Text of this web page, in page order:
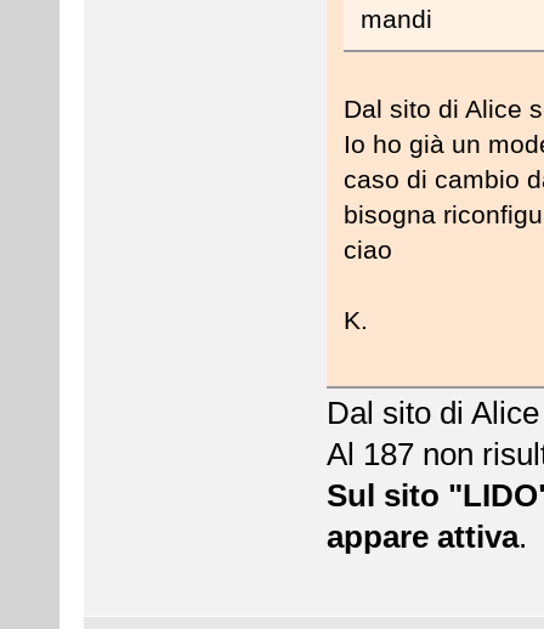
mandi
Dal sito di Alice
Io ho già un
caso di cambio
bisogna
ciao
K.
Dal sito di
Al 187 non
Sul sito
appare attiva.